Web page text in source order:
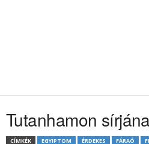
Tutanhamon
CÍMKÉK EGYIPTOM ÉRDEKES FÁRAÓ